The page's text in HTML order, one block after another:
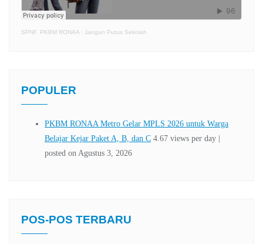
SPNF. PKBM RONAA · Jangan Putus Sekolah
POPULER
POS-POS TERBARU